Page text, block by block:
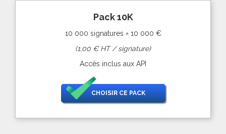
Pack 10K
10 000 signatures = 10 000 €
(1,00 € HT / signature)
Accès inclus aux API
CHOISIR CE PACK